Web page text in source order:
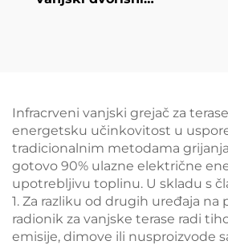
Infracrveni vanjski grejač za
energetsku učinkovitost u
tradicionalnim metodama
gotovo 90% ulazne električne
upotrebljivu toplinu. U skladu s
1. Za razliku od drugih uređaja na
radionik za vanjske terase radi
emisije, dimove ili nusproizvode